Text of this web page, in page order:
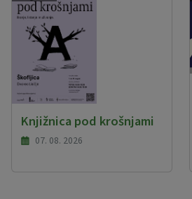
Knjižnica pod krošnjami
07. 08. 2026